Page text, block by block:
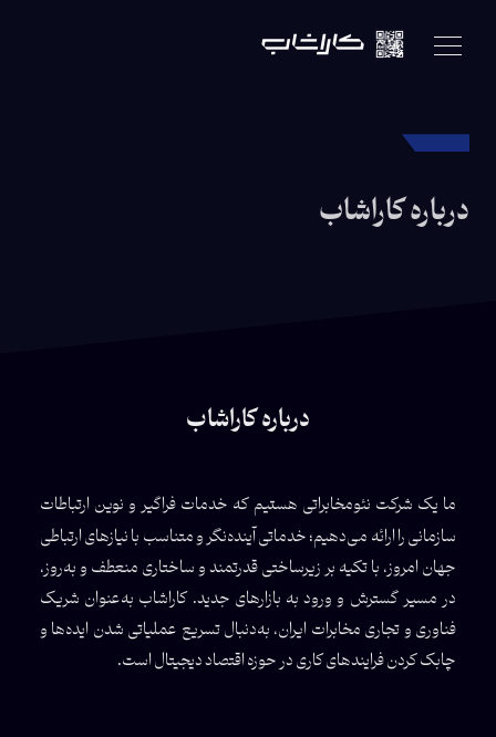
درباره کاراشاب
درباره کاراشاب
ما یک شرکت نئومخابراتی هستیم که خدمات فراگیر و نوین ارتباطات
سازمانی را ارائه می‌دهیم؛ خدماتی آینده‌نگر و متناسب با نیازهای ارتباطی
جهان امروز، با تکیه بر زیرساختی قدرتمند و ساختاری منعطف و به‌روز،
در مسیر گسترش و ورود به بازارهای جدید. کاراشاب به‌عنوان شریک
فناوری و تجاری مخابرات ایران، به‌دنبال تسریع عملیاتی شدن ایده‌ها و
چابک کردن فرایندهای کاری در حوزه اقتصاد دیجیتال است.